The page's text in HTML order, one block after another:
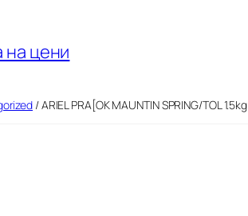
на цени
/ ARIEL PRA[OK MAUNTIN SPRING/TOL 1.5kg